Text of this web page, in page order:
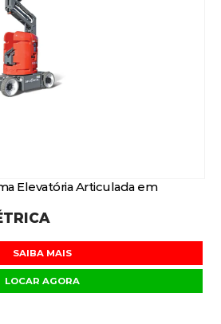
Elevatória Articulada em
SAIBA MAIS
LOCAR AGORA